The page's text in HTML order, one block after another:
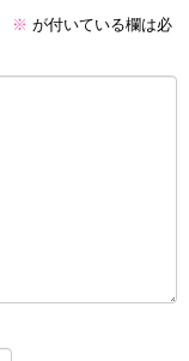
※ が付いている欄は必